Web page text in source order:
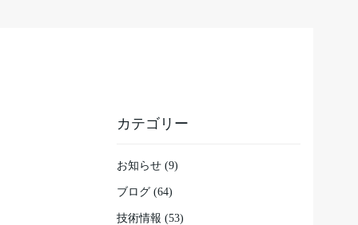
カテゴリー
お知らせ (9)
ブログ (64)
技術情報 (53)